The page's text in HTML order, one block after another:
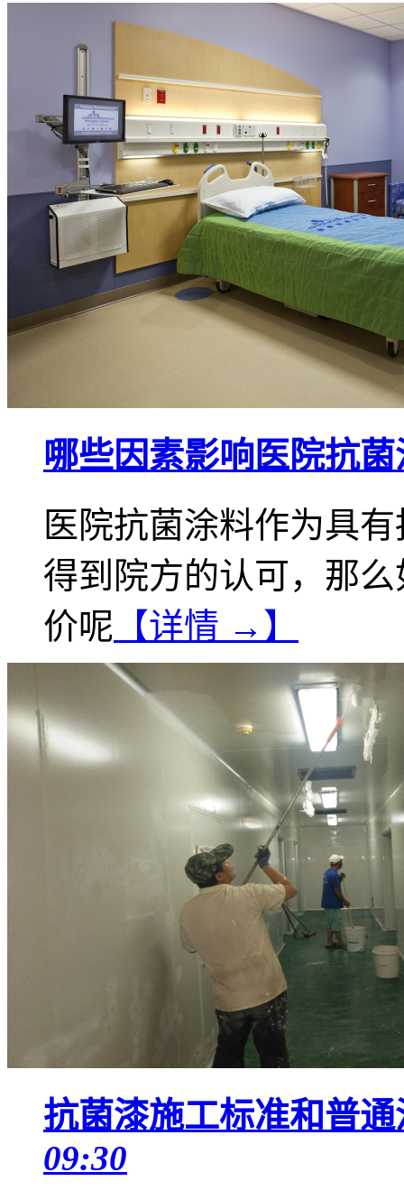
哪些因素影响医院抗
医院抗菌涂料作为具
得到院方的认可，那
价呢 【详情 →】
抗菌漆施工标准和普
09:30